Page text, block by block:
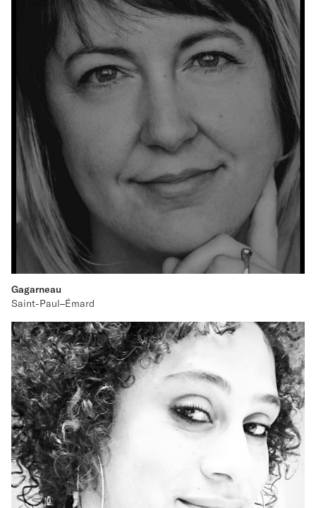
Gagarneau
Saint-Paul–Émard